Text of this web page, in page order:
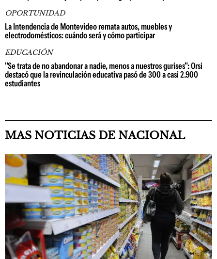
OPORTUNIDAD
La Intendencia de Montevideo remata autos, muebles y
electrodomésticos: cuándo será y cómo participar
EDUCACIÓN
"Se trata de no abandonar a nadie, menos a nuestros gurises": Orsi
destacó que la revinculación educativa pasó de 300 a casi 2.900
estudiantes
MAS NOTICIAS DE NACIONAL